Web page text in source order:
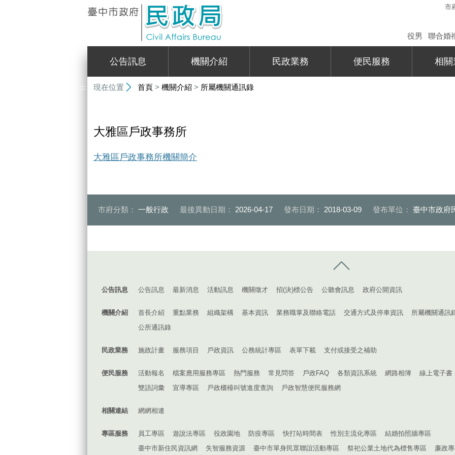
市
役男 聯合婚
公告訊息 機關介紹 民政業務 便民服務 相關
::: 現在位置 首頁 > 機關介紹 > 所屬機關通訊錄
大雅區戶政事務所
大雅區戶政事務所機關簡介
市府分類： 一般行政 最後異動日期： 2026-04-17 發布日期： 2018-03-09 發布單位： 臺中市政府
公告訊息 公告訊息 最新消息 活動訊息 機關徵才 招(決)標公告 公聽會訊息 政府公開資訊
機關介紹 首長介紹 重點業務 組織架構 基本資訊 業務職掌及聯絡電話 交通方式及停車資訊
所屬機關通訊
公所通訊錄
民政業務 施政計畫 服務項目 戶政資訊 公務統計專區 表單下載 支付或接受之補助
便民服務 活動報名 檔案應用服務專區 熱門服務 常見問答 戶政FAQ 各類資訊系統 網路相簿
線上電子書
雙語詞彙
宣導專區 戶政櫃檯叫號進度查詢 戶政智慧便民服務網
相關連結 網網相連
專區服務 員工專區 遊說法專區 役政園地 防疫專區 快打站時間表 性別主流化專區
結婚拍照牆專區
臺中市新住民資訊網
失智服務資源 臺中市單身民眾聯誼活動專區 祭祀公業土地代為標售專區 廉政